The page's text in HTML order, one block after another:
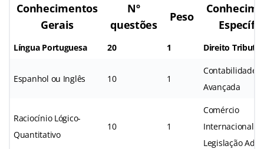
Conhecimentos
Gerais
Nº
questões
Peso
Língua Portuguesa 20 1 Direito
Espanhol ou Inglês 10 1
Contabilidade
Avançada
Raciocínio Lógico-
Quantitativo
10 1
Comércio
Internacional e
Legislação